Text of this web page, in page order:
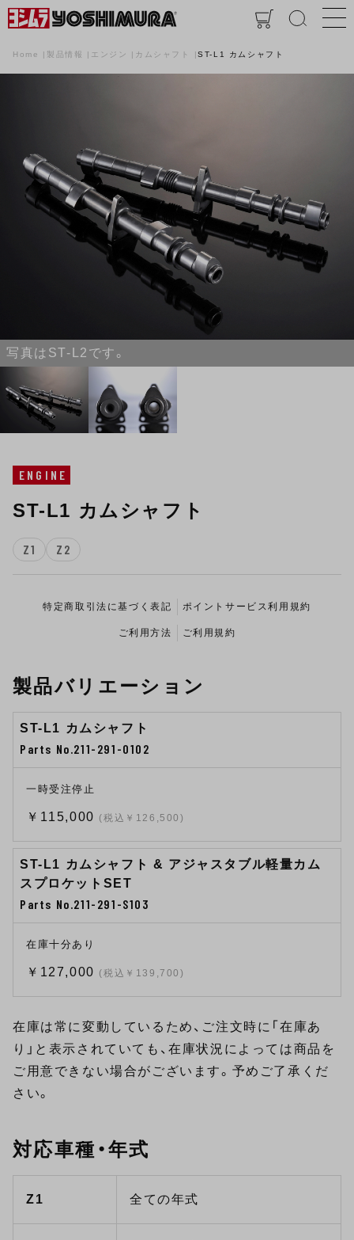
Home 製品情報 エンジン カムシャフト ST-L1 カムシャフト
写真はST-L2です。
ENGINE
ST-L1 カムシャフト
Z1 Z2
特定商取引法に基づく表記 ポイントサービス利用規約
ご利用方法 ご利用規約
製品バリエーション
ST-L1 カムシャフト
Parts No.211-291-0102
一時受注停止
￥115,000 (税込￥126,500)
ST-L1 カムシャフト & アジャスタブル軽量カム
スプロケットSET
Parts No.211-291-S103
在庫十分あり
￥127,000 (税込￥139,700)
在庫は常に変動しているため、ご注文時に「在庫あ
り」と表示されていても、在庫状況によっては商品を
ご用意できない場合がございます。予めご了承くだ
さい。
対応車種・年式
Z1 全ての年式